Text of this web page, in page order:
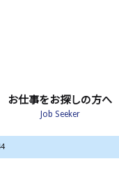
お仕事をお探しの方へ
Job Seeker